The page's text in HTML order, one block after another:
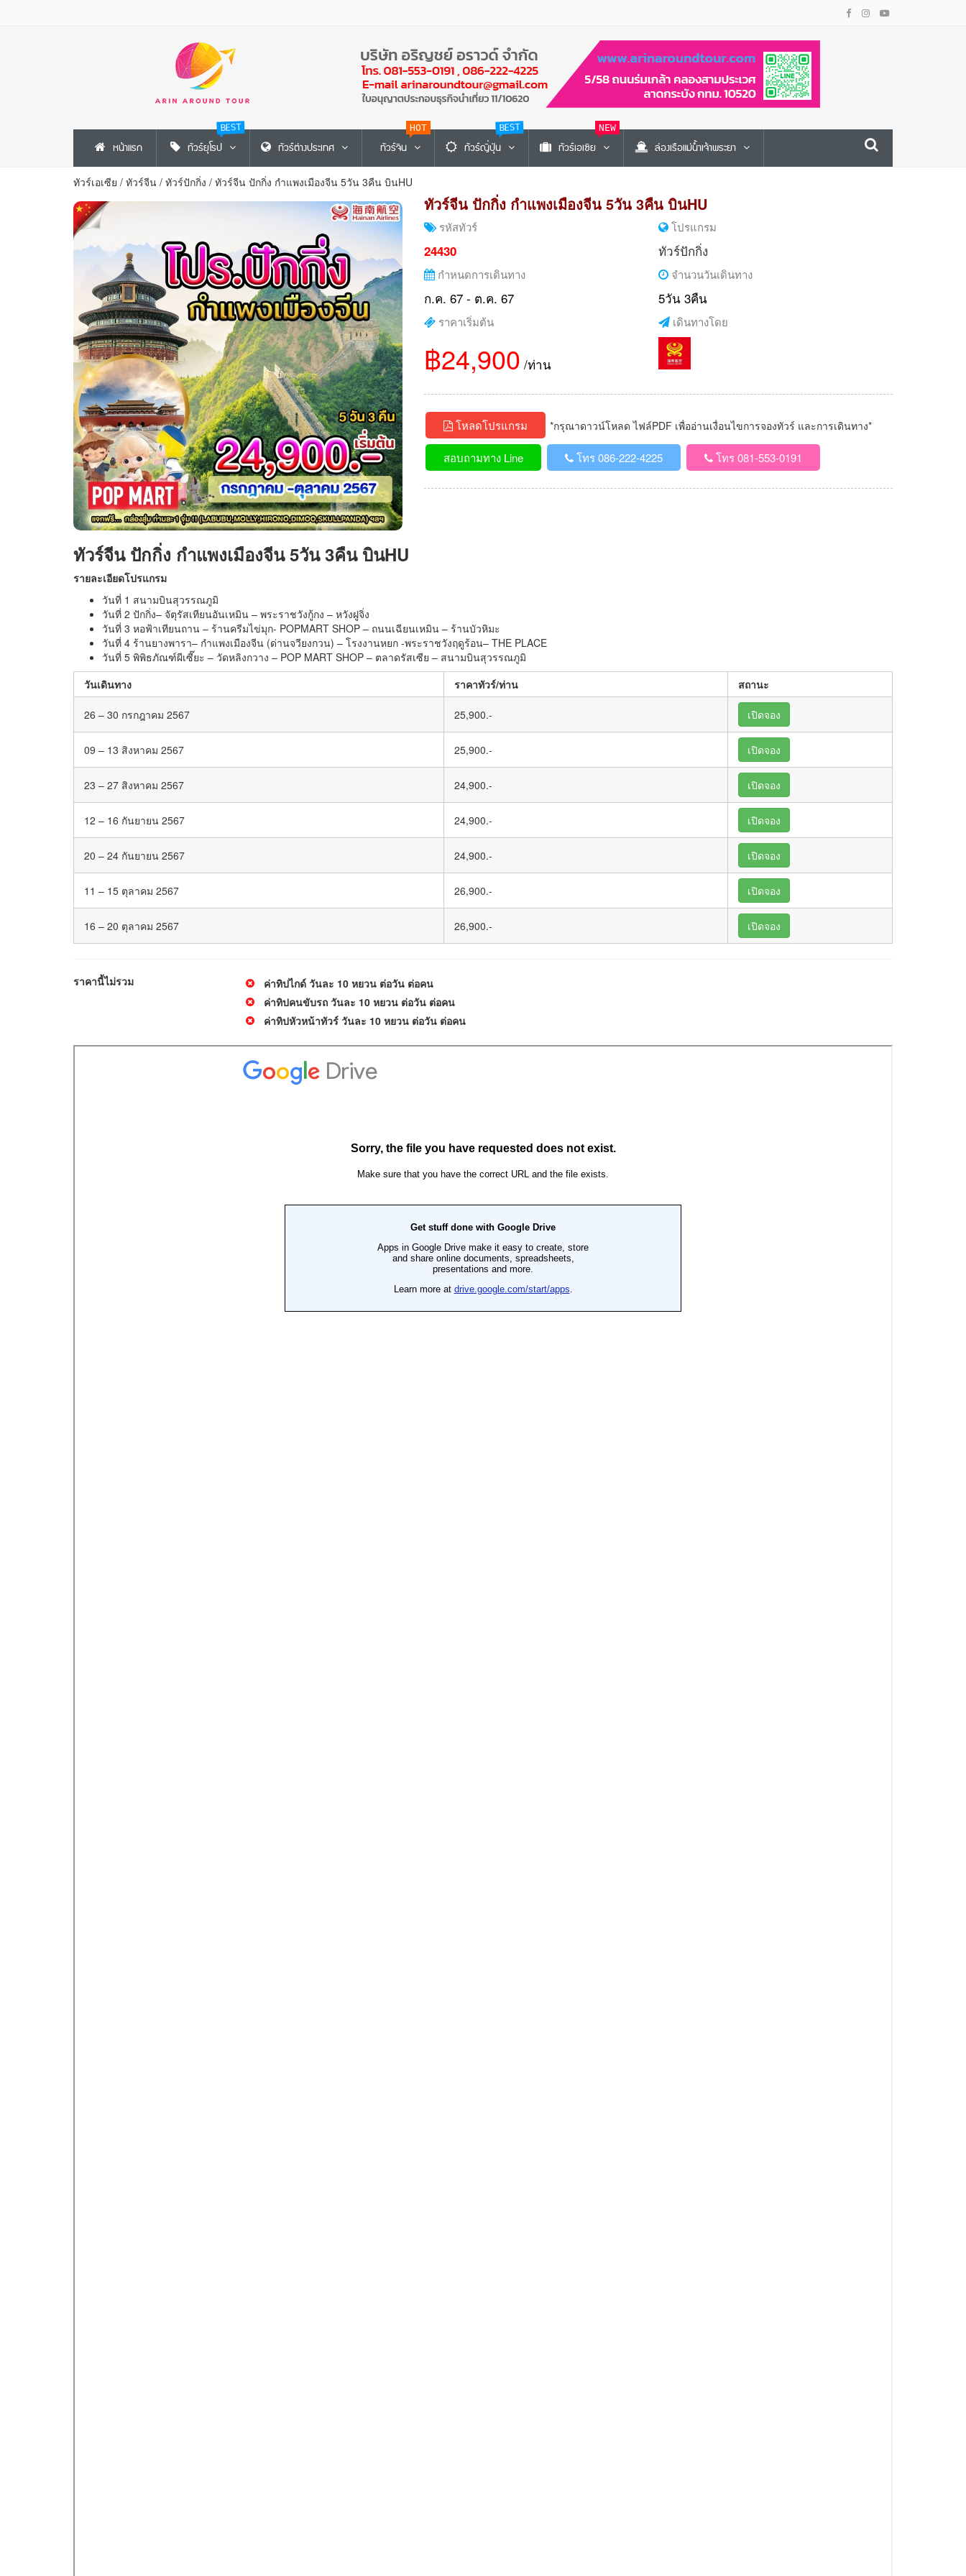
หน้าแรก ทัวร์ยุโรป
BEST
ทัวร์ต่างประเทศ ทัวร์จีน
HOT
ทัวร์ญี่ปุ่น
BEST
ทัวร์เอเซีย
NEW
ล่องเรือแม่น้ำเจ้าพระยา
ทัวร์เอเซีย / ทัวร์จีน / ทัวร์ปักกิ่ง / ทัวร์จีน ปักกิ่ง กำแพงเมืองจีน 5วัน 3คืน บินHU
ทัวร์จีน ปักกิ่ง กำแพงเมืองจีน 5วัน 3คืน บินHU
รหัสทัวร์
24430
โปรแกรม
ทัวร์ปักกิ่ง
กำหนดการเดินทาง
ก.ค. 67 - ต.ค. 67
จำนวนวันเดินทาง
5วัน 3คืน
ราคาเริ่มต้น
฿24,900 /ท่าน
เดินทางโดย
โหลดโปรแกรม *กรุณาดาวน์โหลด ไฟล์PDF เพื่ออ่านเงื่อนไขการจองทัวร์ และการเดินทาง*
สอบถามทาง Line โทร 086-222-4225 โทร 081-553-0191
ทัวร์จีน ปักกิ่ง กำแพงเมืองจีน 5วัน 3คืน บินHU
รายละเอียดโปรแกรม
วันที่ 1 สนามบินสุวรรณภูมิ
วันที่ 2 ปักกิ่ง– จัตุรัสเทียนอันเหมิน – พระราชวังกู้กง – หวังฝูจิ่ง
วันที่ 3 หอฟ้าเทียนถาน – ร้านครีมไข่มุก- POPMART SHOP – ถนนเฉียนเหมิน – ร้านบัวหิมะ
วันที่ 4 ร้านยางพารา– กำแพงเมืองจีน (ด่านจวียงกวน) – โรงงานหยก -พระราชวังฤดูร้อน– THE PLACE
วันที่ 5 พิพิธภัณฑ์ผีเซี๊ยะ – วัดหลิงกวาง – POP MART SHOP – ตลาดรัสเซีย – สนามบินสุวรรณภูมิ
วันเดินทาง
ราคาทัวร์/ท่าน สถานะ
26 – 30 กรกฎาคม 2567 25,900.- เปิดจอง
09 – 13 สิงหาคม 2567 25,900.- เปิดจอง
23 – 27 สิงหาคม 2567 24,900.- เปิดจอง
12 – 16 กันยายน 2567 24,900.- เปิดจอง
20 – 24 กันยายน 2567 24,900.- เปิดจอง
11 – 15 ตุลาคม 2567 26,900.- เปิดจอง
16 – 20 ตุลาคม 2567 26,900.- เปิดจอง
ราคานี้ไม่รวม
ค่าทิปไกด์ วันละ 10 หยวน ต่อวัน ต่อคน
ค่าทิปคนขับรถ วันละ 10 หยวน ต่อวัน ต่อคน
ค่าทิปหัวหน้าทัวร์ วันละ 10 หยวน ต่อวัน ต่อคน